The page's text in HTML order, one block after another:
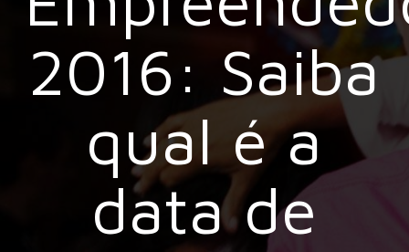
2016: Saiba
qual é a
data de